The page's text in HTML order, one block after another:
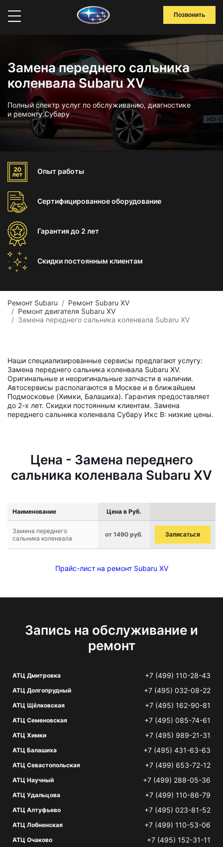
Позвонить
Замена переднего сальника
коленвала Subaru XV
Полный спектр услуг по обслуживанию, диагностике
и ремонту Субару
Опыт работы
Сертифицированноеоборудование
Гарантиядо 2 лет
Скидки постоянным клиентам
Ремонт Subaru
Ремонт Subaru XV
Ремонт двигателя Subaru XV
Замена переднего сальника коленвала Subaru XV
Наши специализированные сервисы предлагают услугу:
Замена переднего сальника коленвала Subaru XV.
Оригинальные и неоригинальные запчасти в наличии.
Автосервисы располагаются в Москве и в ближайшем
Подмосковье (Химки, Балашиха). Гарантия предоставляет
до 2-х лет. Скидки постоянным клиентам. Замена
переднего сальника коленвала Субару Икс В: низкие цены.
Цена - Замена переднего
сальника коленвала Subaru XV
Наименование Цена в Руб.
Замена переднего
сальника коленвала
от 1490 руб. Записаться
Прайс-лист на ремонт Subaru XV
Запись на обслуживание и
ремонт
АТЦ Дмитровка +7 (499) 110-28-43
АТЦ Долгопрудный +7 (495) 032-08-22
АТЦ Щёлковская +7 (495) 162-90-81
АТЦ Семеновская +7 (495) 085-74-61
АТЦ Химки +7 (495) 989-21-31
АТЦ Балашиха +7 (495) 431-63-63
АТЦ Севастопольская +7 (499) 653-72-12
АТЦ Научный +7 (499) 288-05-36
АТЦ Удальцова +7 (499) 110-86-79
АТЦ Алтуфьево +7 (495) 023-81-52
АТЦ Лобненская +7 (499) 110-53-06
АТЦ Очаково +7 (495) 152-31-11